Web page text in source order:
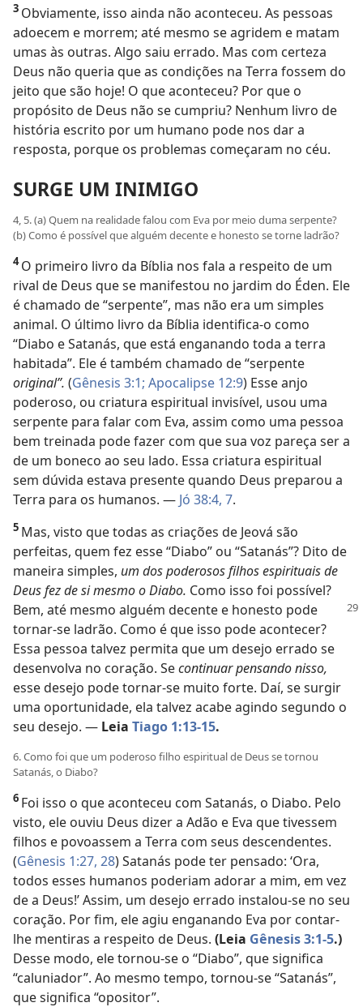
3 Obviamente, isso ainda não aconteceu. As pessoas
adoecem e morrem; até mesmo se agridem e matam
umas às outras. Algo saiu errado. Mas com certeza
Deus não queria que as condições na Terra fossem do
jeito que são hoje! O que aconteceu? Por que o
propósito de Deus não se cumpriu? Nenhum livro de
história escrito por um humano pode nos dar a
resposta, porque os problemas começaram no céu.
SURGE UM INIMIGO
4, 5. (a) Quem na realidade falou com Eva por meio duma serpente?
(b) Como é possível que alguém decente e honesto se torne ladrão?
4O primeiro livro da Bíblia nos fala a respeito de um
rival de Deus que se manifestou no jardim do Éden. Ele
é chamado de “serpente”, mas não era um simples
animal. O último livro da Bíblia identifica-o como
“Diabo e Satanás, que está enganando toda a terra
habitada”. Ele é também chamado de “serpente
original”. (Gênesis 3:1; Apocalipse 12:9) Esse anjo
poderoso, ou criatura espiritual invisível, usou uma
serpente para falar com Eva, assim como uma pessoa
bem treinada pode fazer com que sua voz pareça ser a
de um boneco ao seu lado. Essa criatura espiritual
sem dúvida estava presente quando Deus preparou a
Terra para os humanos. — Jó 38:4, 7.
5 Mas, visto que todas as criações de Jeová são
perfeitas, quem fez esse “Diabo” ou “Satanás”? Dito de
maneira simples, um dos poderosos filhos espirituais de
Deus fez de si mesmo o Diabo. Como isso foi possível?
Bem, até mesmo alguém decente e honesto pode
tornar-se ladrão. Como é que isso pode acontecer?
Essa pessoa talvez permita que um desejo errado se
desenvolva no coração. Secontinuar pensando nisso,
esse desejo pode tornar-se muito forte. Daí, se surgir
uma oportunidade, ela talvez acabe agindo segundo o
seu desejo. — Leia Tiago 1:13-15.
6. Como foi que um poderoso filho espiritual de Deus se tornou
Satanás, o Diabo?
6 Foi isso o que aconteceu com Satanás, o Diabo. Pelo
visto, ele ouviu Deus dizer a Adão e Eva que tivessem
filhos e povoassem a Terra com seus descendentes.
(Gênesis 1:27, 28) Satanás pode ter pensado: ‘Ora,
todos esses humanos poderiam adorar a mim, em vez
de a Deus!’ Assim, um desejo errado instalou-se no seu
coração. Por fim, ele agiu enganando Eva por contar-
lhe mentiras a respeito de Deus. (Leia Gênesis 3:1-5.)
Desse modo, ele tornou-se o “Diabo”, que significa
“caluniador”. Ao mesmo tempo, tornou-se “Satanás”,
que significa “opositor”.